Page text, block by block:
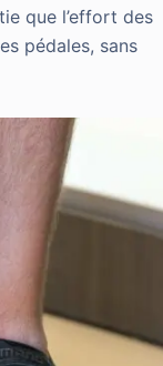
que l’effort des
pédales, sans